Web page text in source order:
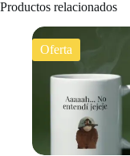
Productos relacionados
Oferta